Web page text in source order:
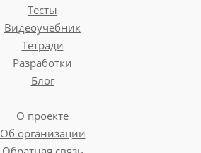
Тесты
Видеоучебник
Тетради
Разработки
Блог
О проекте
Об организации